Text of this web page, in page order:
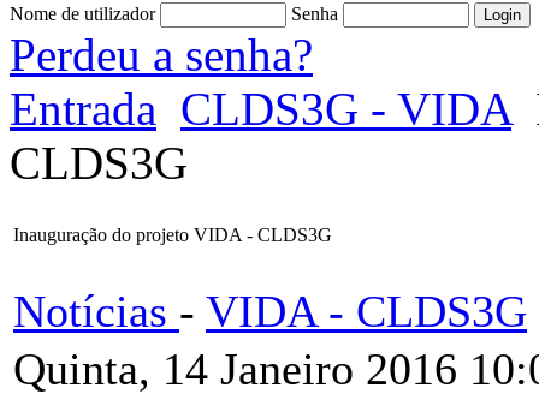
Nome de utilizador Senha
Perdeu a senha?
Entrada CLDS3G - VIDA
CLDS3G
Inauguração do projeto VIDA - CLDS3G
Notícias - VIDA - CLDS3G
Quinta, 14 Janeiro 2016